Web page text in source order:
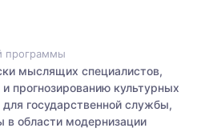
программы
мыслящих специалистов,
прогнозированию культурных
государственной службы,
в области модернизации